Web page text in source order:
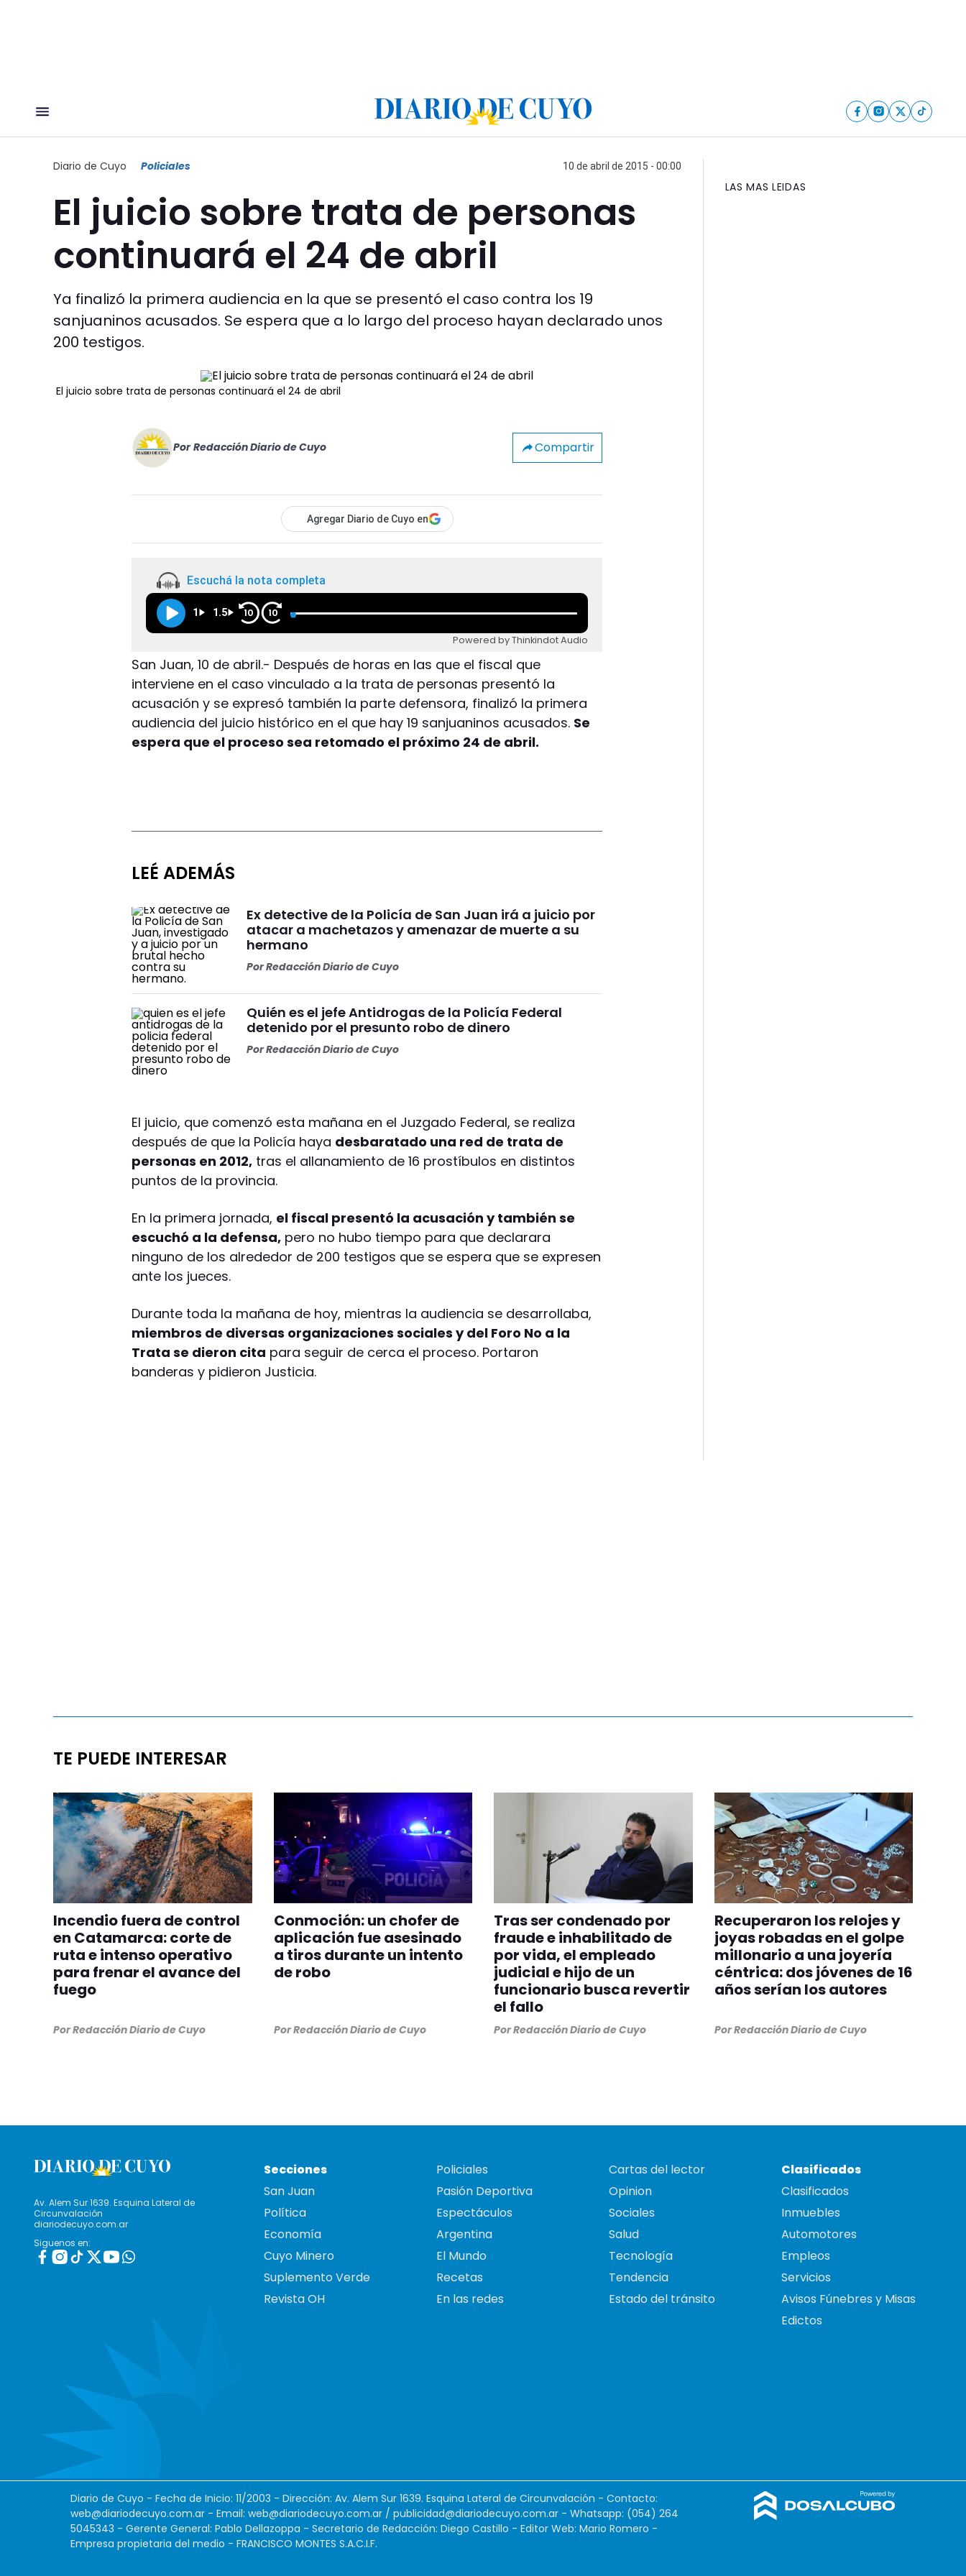
Diario de Cuyo Policiales 10 de abril de 2015 - 00:00
El juicio sobre trata de personas
continuará el 24 de abril
Ya finalizó la primera audiencia en la que se presentó el caso contra los 19
sanjuaninos acusados. Se espera que a lo largo del proceso hayan declarado unos
200 testigos.
El juicio sobre trata de personas continuará el 24 de abril
Por Redacción Diario de Cuyo Compartir
Agregar Diario de Cuyo en
Escuchá la nota completa
1 1.5 10 10
Powered by Thinkindot Audio
San Juan, 10 de abril.- Después de horas en las que el fiscal que
interviene en el caso vinculado a la trata de personas presentó la
acusación y se expresó también la parte defensora, finalizó la primera
audiencia del juicio histórico en el que hay 19 sanjuaninos acusados. Se
espera que el proceso sea retomado el próximo 24 de abril.
LEÉ ADEMÁS
Ex detective de la Policía de San Juan irá a juicio por
atacar a machetazos y amenazar de muerte a su
hermano
PorRedacción Diario de Cuyo
Quién es el jefe Antidrogas de la Policía Federal
detenido por el presunto robo de dinero
PorRedacción Diario de Cuyo
El juicio, que comenzó esta mañana en el Juzgado Federal, se realiza
después de que la Policía haya desbaratado una red de trata de
personas en 2012, tras el allanamiento de 16 prostíbulos en distintos
puntos de la provincia.
En la primera jornada, el fiscal presentó la acusación y también se
escuchó a la defensa, pero no hubo tiempo para que declarara
ninguno de los alrededor de 200 testigos que se espera que se expresen
ante los jueces.
Durante toda la mañana de hoy, mientras la audiencia se desarrollaba,
miembros de diversas organizaciones sociales y del Foro No a la
Trata se dieron cita para seguir de cerca el proceso. Portaron
banderas y pidieron Justicia.
LAS MAS LEIDAS
TE PUEDE INTERESAR
Incendio fuera de control
en Catamarca: corte de
ruta e intenso operativo
para frenar el avance del
fuego
PorRedacción Diario de Cuyo
Conmoción: un chofer de
aplicación fue asesinado
a tiros durante un intento
de robo
PorRedacción Diario de Cuyo
Tras ser condenado por
fraude e inhabilitado de
por vida, el empleado
judicial e hijo de un
funcionario busca revertir
el fallo
PorRedacción Diario de Cuyo
Recuperaron los relojes y
joyas robadas en el golpe
millonario a una joyería
céntrica: dos jóvenes de 16
años serían los autores
PorRedacción Diario de Cuyo
Av. Alem Sur 1639. Esquina Lateral de
Circunvalación
diariodecuyo.com.ar
Siguenos en:
Secciones
San Juan
Política
Economía
Cuyo Minero
Suplemento Verde
Revista OH
Policiales
Pasión Deportiva
Espectáculos
Argentina
El Mundo
Recetas
En las redes
Cartas del lector
Opinion
Sociales
Salud
Tecnología
Tendencia
Estado del tránsito
Clasificados
Clasificados
Inmuebles
Automotores
Empleos
Servicios
Avisos Fúnebres y Misas
Edictos
Diario de Cuyo - Fecha de Inicio: 11/2003 - Dirección: Av. Alem Sur 1639. Esquina Lateral de Circunvalación - Contacto:
web@diariodecuyo.com.ar - Email: web@diariodecuyo.com.ar / publicidad@diariodecuyo.com.ar - Whatsapp: (054) 264
5045343 - Gerente General: Pablo Dellazoppa - Secretario de Redacción: Diego Castillo - Editor Web: Mario Romero -
Empresa propietaria del medio - FRANCISCO MONTES S.A.C.I.F.